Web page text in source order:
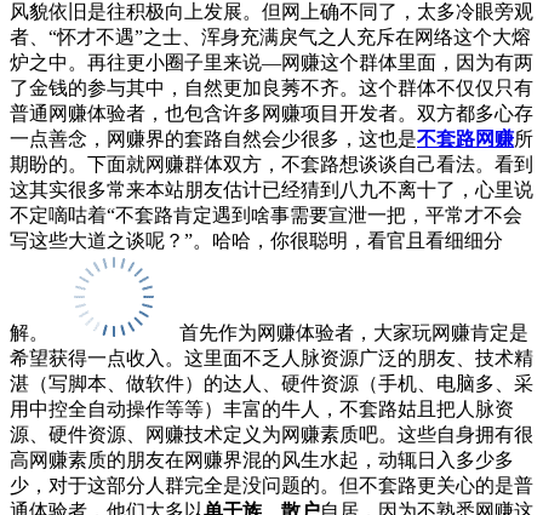
风貌依旧是往积极向上发展。但网上确不同了，太多冷眼旁观
者、“怀才不遇”之士、浑身充满戾气之人充斥在网络这个大熔
炉之中。再往更小圈子里来说—网赚这个群体里面，因为有两
了金钱的参与其中，自然更加良莠不齐。这个群体不仅仅只有
普通网赚体验者，也包含许多网赚项目开发者。双方都多心存
一点善念，网赚界的套路自然会少很多，这也是不套路网赚所
期盼的。下面就网赚群体双方，不套路想谈谈自己看法。看到
这其实很多常来本站朋友估计已经猜到八九不离十了，心里说
不定嘀咕着“不套路肯定遇到啥事需要宣泄一把，平常才不会
写这些大道之谈呢？”。哈哈，你很聪明，看官且看细细分
解。
首先作为网赚体验者，大家玩网赚肯定是
希望获得一点收入。这里面不乏人脉资源广泛的朋友、技术精
湛（写脚本、做软件）的达人、硬件资源（手机、电脑多、采
用中控全自动操作等等）丰富的牛人，不套路姑且把人脉资
源、硬件资源、网赚技术定义为网赚素质吧。这些自身拥有很
高网赚素质的朋友在网赚界混的风生水起，动辄日入多少多
少，对于这部分人群完全是没问题的。但不套路更关心的是普
通体验者，他们大多以单干族 散户自居，因为不熟悉网赚这